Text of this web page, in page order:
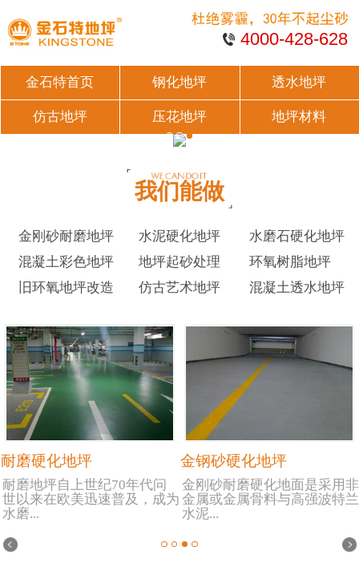
4000-428-628
金石特首页 钢化地坪 透水地坪
仿古地坪 压花地坪 地坪材料
我们能做
金刚砂耐磨地坪 水泥硬化地坪
水磨石硬化地坪
混凝土彩色地坪
地坪起砂处理
环氧树脂地坪
旧环氧地坪改造
仿古艺术地坪 混凝土透水地坪
耐磨硬化地坪
耐磨地坪自上世纪70年代问
世以来在欧美迅速普及，成为
水磨...
金钢砂硬化地坪
金刚砂耐磨硬化地面是采用非
金属或金属骨料与高强波特兰
水泥...